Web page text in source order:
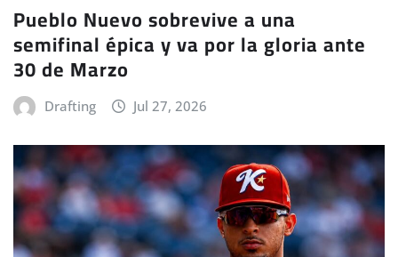
Pueblo Nuevo sobrevive a una
semifinal épica y va por la gloria ante
30 de Marzo
Drafting Jul 27, 2026